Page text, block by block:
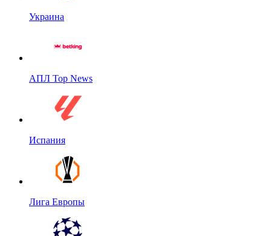
Украина
АПЛ Top News
Испания
Лига Европы